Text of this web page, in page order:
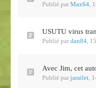
Publié par Max64,
USUTU virus
Publié par dan84,
Avec Jim, cet
Publié par jarailet,